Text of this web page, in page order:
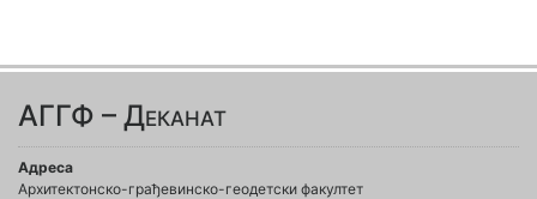
АГГФ – Деканат
Адреса
Архитектонско-грађевинско-геодетски факултет